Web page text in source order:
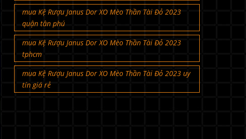
mua Kệ Rượu Janus Dor XO Mèo Thần Tài Đỏ 2023
quận tân phú
mua Kệ Rượu Janus Dor XO Mèo Thần Tài Đỏ 2023
tphcm
mua Kệ Rượu Janus Dor XO Mèo Thần Tài Đỏ 2023 uy
tín giá rẻ